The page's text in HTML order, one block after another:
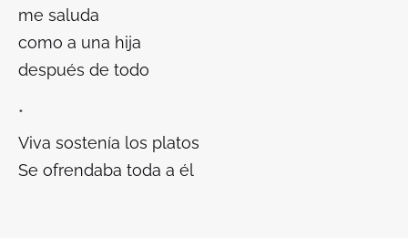
me saluda
como a una hija
después de todo
*
Viva sostenía los platos
Se ofrendaba toda a él